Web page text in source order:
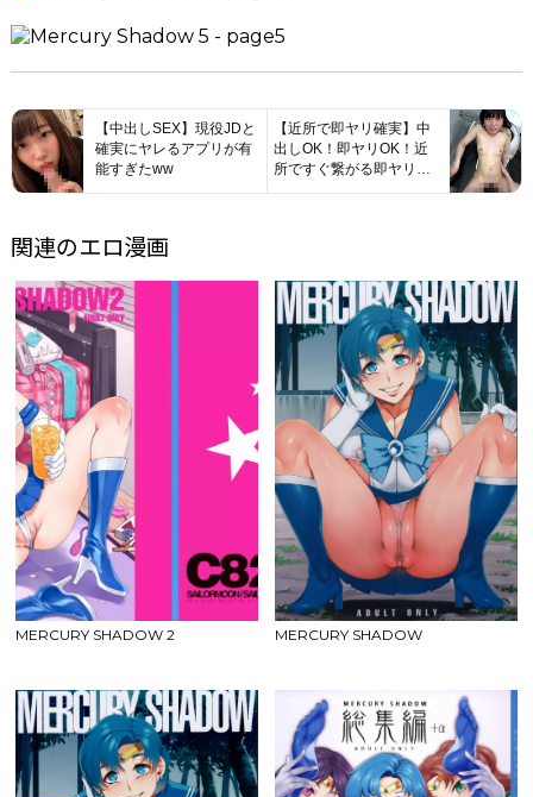
【中出しSEX】現役JDと
確実にヤレるアプリが有
能すぎたww
【近所で即ヤリ確実】中
出しOK！即ヤリOK！近
所ですぐ繋がる即ヤリア
プリが有能すぎたwww
関連のエロ漫画
MERCURY SHADOW 2 MERCURY SHADOW